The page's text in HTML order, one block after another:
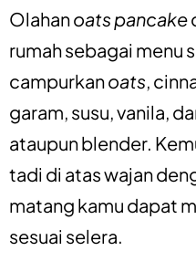
Olahanoats pancake
rumah sebagai menu
campurkanoats,
garam, susu, vanila,
ataupun blender.
tadi di atas wajan
matang kamu dapat
sesuai selera.